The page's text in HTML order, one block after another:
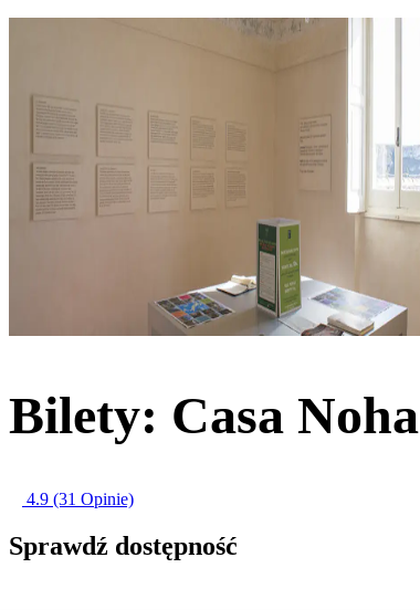
Bilety: Casa Noha
4.9 (31 Opinie)
Sprawdź dostępność